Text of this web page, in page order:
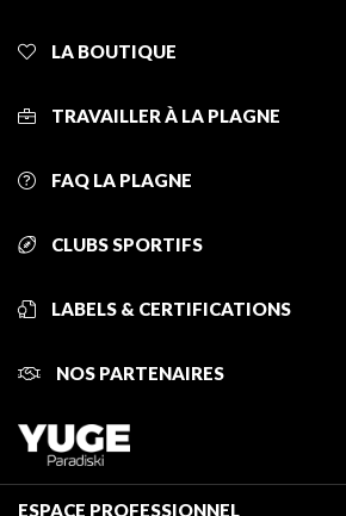
LA BOUTIQUE
TRAVAILLER À LA PLAGNE
FAQ LA PLAGNE
CLUBS SPORTIFS
LABELS & CERTIFICATIONS
NOS PARTENAIRES
ESPACE PROFESSIONNEL